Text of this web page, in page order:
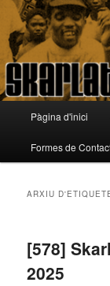
Aneu
contingut
principal
Aneu
contingut
secundariSkarlata
Reggae Radio
principal
Pàgina d'inici
Formes de
ARXIU
[578]
2025